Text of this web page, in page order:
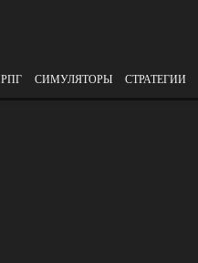
РПГ СИМУЛЯТОРЫ СТРАТЕГИИ